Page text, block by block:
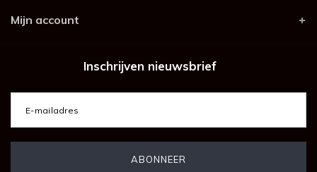
Mijn account
Inschrijven nieuwsbrief